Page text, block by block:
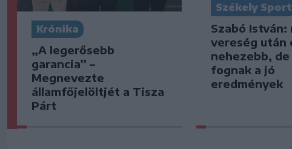
Krónika
„A legerősebb
garancia” –
Megnevezte
államfőjelöltjét a Tisza
Párt
Székely Sport
Szabó István:
vereség után
nehezebb,
fognak a jó
eredmények